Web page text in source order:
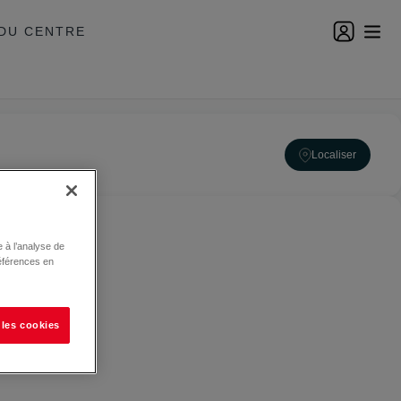
CENTRE
Localiser
l’analyse de
en
cookies